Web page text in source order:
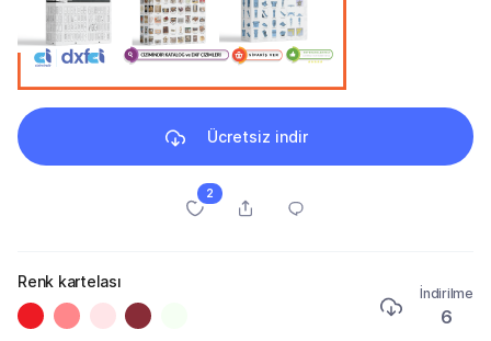
Ücretsiz indir
2
Renk kartelası
İndirilme
6